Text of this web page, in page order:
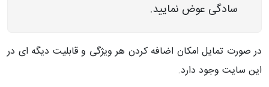
سادگی عوض نمایید.
در صورت تمایل امکان اضافه کردن هر ویژگی و قابلیت دیگه ای در
این سایت وجود دارد.